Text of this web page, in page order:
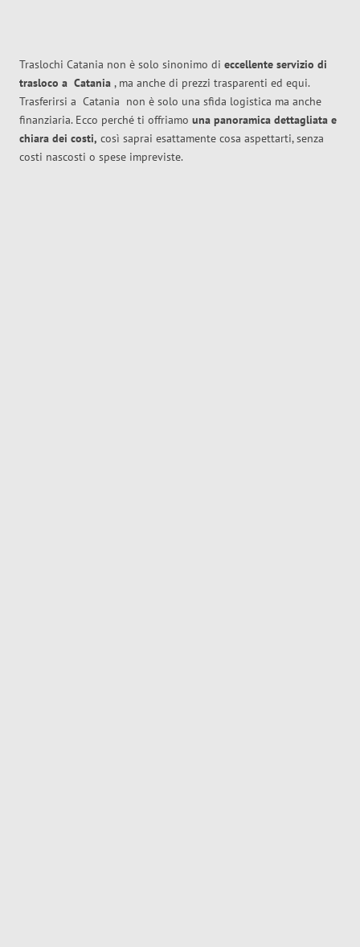
Traslochi Catania non è solo sinonimo di eccellente servizio di
trasloco a Catania , ma anche di prezzi trasparenti ed equi.
Trasferirsi a Catania non è solo una sfida logistica ma anche
finanziaria. Ecco perché ti offriamo una panoramica dettagliata e
chiara dei costi, così saprai esattamente cosa aspettarti, senza
costi nascosti o spese impreviste.